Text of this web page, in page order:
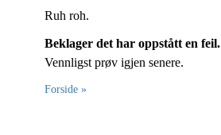
Ruh roh.
Beklager det har oppstått en feil.
Vennligst prøv igjen senere.
Forside »